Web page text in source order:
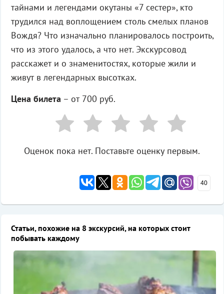
тайнами и легендами окутаны «7 сестер», кто
трудился над воплощением столь смелых планов
Вождя? Что изначально планировалось построить,
что из этого удалось, а что нет. Экскурсовод
расскажет и о знаменитостях, которые жили и
живут в легендарных высотках.
Цена билета – от 700 руб.
Оценок пока нет. Поставьте оценку первым.
40
Статьи, похожие на 8 экскурсий, на которых стоит
побывать каждому